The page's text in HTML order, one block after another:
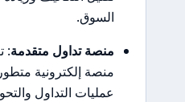
السوق.
منصة تداول متقدمة
منصة إلكترونية
عمليات التداول